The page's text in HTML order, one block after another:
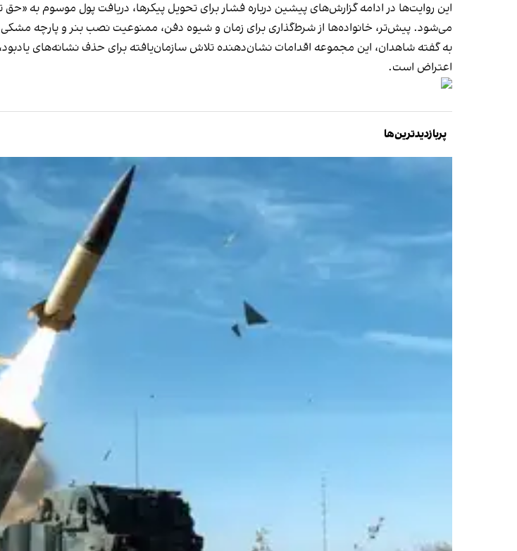
این روایت‌ها در ادامه گزارش‌های پیشین درباره فشار برای تحویل پیکرها، دریافت پول موسوم
می‌شود. پیش‌تر، خانواده‌ها از شرط‌گذاری برای زمان و شیوه دفن، ممنوعیت نصب بنر و پارچه مشکی،
به گفته شاهدان، این مجموعه اقدامات نشان‌دهنده تلاش سازمان‌یافته برای حذف نشانه‌های
اعتراض است.
پربازدیدترین‌ها